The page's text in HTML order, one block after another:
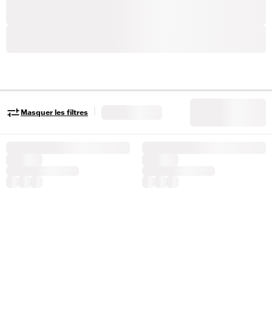
Masquer les filtres